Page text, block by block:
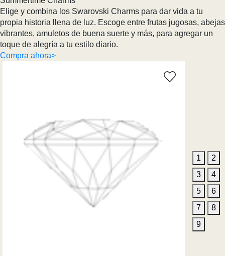
Elige y combina los Swarovski Charms para dar vida a tu
propia historia llena de luz. Escoge entre frutas jugosas, abejas
vibrantes, amuletos de buena suerte y más, para agregar un
toque de alegría a tu estilo diario.
Compra ahora>
1
2
3
4
5
6
7
8
9